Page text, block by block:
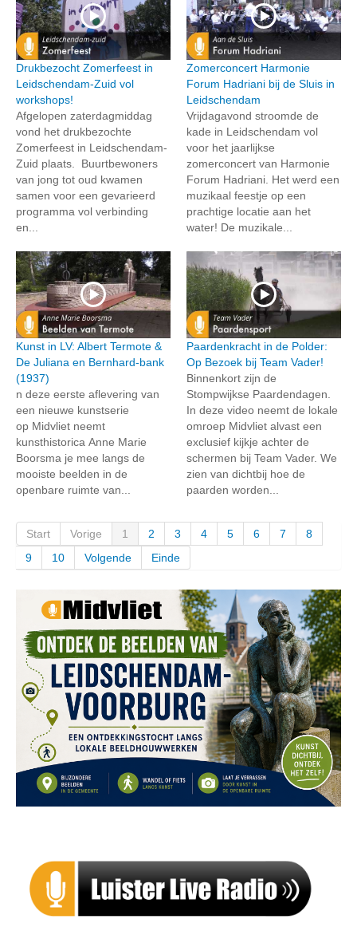
Drukbezocht Zomerfeest in
Leidschendam-Zuid vol
workshops!
Afgelopen zaterdagmiddag
vond het drukbezochte
Zomerfeest in Leidschendam-
Zuid plaats. Buurtbewoners
van jong tot oud kwamen
samen voor een gevarieerd
programma vol verbinding
en...
Zomerconcert Harmonie
Forum Hadriani bij de Sluis in
Leidschendam
Vrijdagavond stroomde de
kade in Leidschendam vol
voor het jaarlijkse
zomerconcert van Harmonie
Forum Hadriani. Het werd een
muzikaal feestje op een
prachtige locatie aan het
water! De muzikale...
Kunst in LV: Albert Termote &
De Juliana en Bernhard-bank
(1937)
n deze eerste aflevering van
een nieuwe kunstserie
op Midvliet neemt
kunsthistorica Anne Marie
Boorsma je mee langs de
mooiste beelden in de
openbare ruimte van...
Paardenkracht in de Polder:
Op Bezoek bij Team Vader!
Binnenkort zijn de
Stompwijkse Paardendagen.
In deze video neemt de lokale
omroep Midvliet alvast een
exclusief kijkje achter de
schermen bij Team Vader. We
zien van dichtbij hoe de
paarden worden...
Start Vorige 1 2 3 4 5 6 7
8
9
10 Volgende Einde